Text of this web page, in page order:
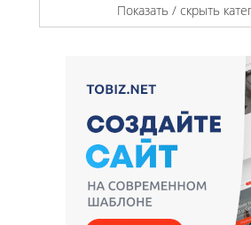
Показать / скрыть